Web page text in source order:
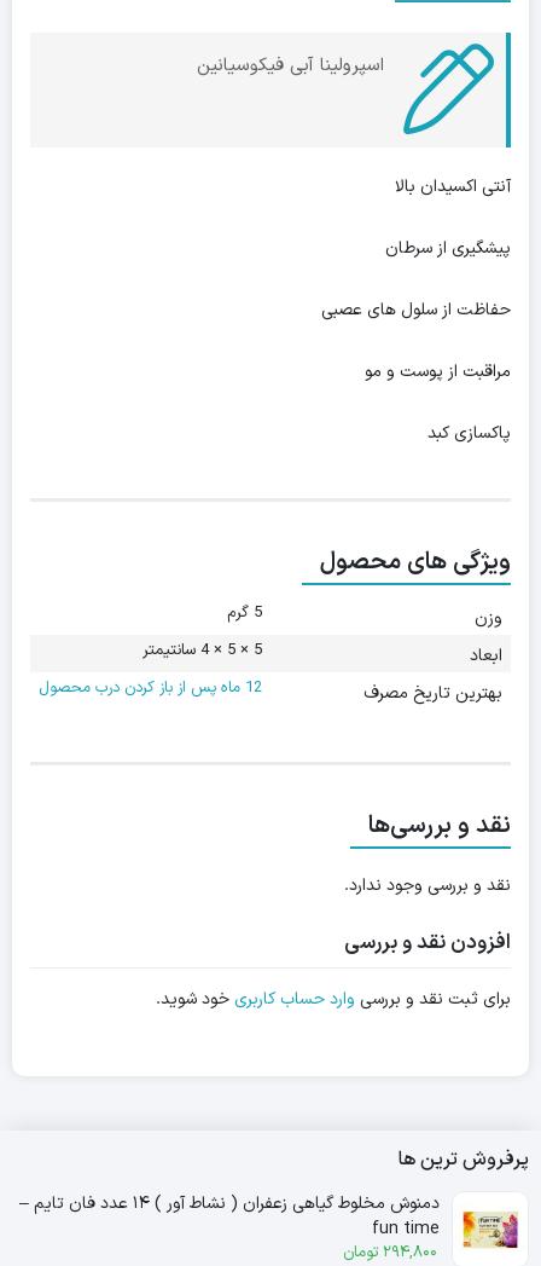
اسپرولینا آبی فیکوسیانین
آنتی اکسیدان بالا
پیشگیری از سرطان
حفاظت از سلول های عصبی
مراقبت از پوست و مو
پاکسازی کبد
ویژگی های محصول
وزن 5 گرم
ابعاد 5 × 5 × 4 سانتیمتر
بهترین تاریخ مصرف 12 ماه پس از باز کردن درب محصول
نقد و بررسی‌ها
نقد و بررسی وجود ندارد.
افزودن نقد و بررسی
برای ثبت نقد و بررسی وارد حساب کاربریخود شوید.
پرفروش ترین ها
دمنوش مخلوط گیاهی زعفران ( نشاط آور ) ۱۴ عدد فان تایم –
fun time
294,800 تومان